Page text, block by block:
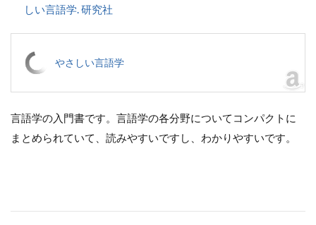
しい言語学. 研究社
やさしい言語学
言語学の入門書です。言語学の各分野についてコンパクトに
まとめられていて、読みやすいですし、わかりやすいです。